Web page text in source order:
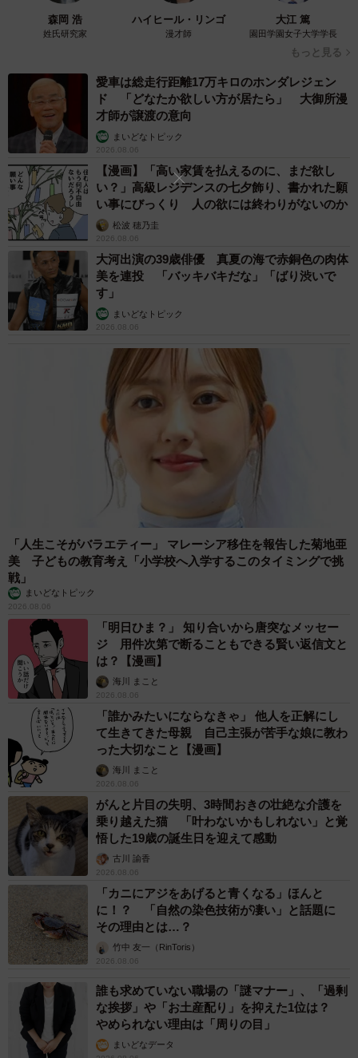
しまうことも多々あります」
実はあくびだったんですよ！驚いた？（いもこさん提供）
どんな怖いものを見たのかと思ったら、あくびをしていた
というまるくん。まさか10万超のいいねがつくほど話題に
なるとは･･･と本人が思っていることでしょうね。
気持ち良さそう（いもこさん提供）
森岡 浩
姓氏研究家
ハイヒール・リンゴ
漫才師
大江 篤
園田学園女子大学学長
もっと見る
愛車は総走行距離17万キロのホンダレジェン
ド 「どなたか欲しい方が居たら」 大御所漫
才師が譲渡の意向
まいどなトピック
2026.08.06
【漫画】「高い家賃を払えるのに、まだ欲し
い？」高級レジデンスの七夕飾り、書かれた願
い事にびっくり 人の欲には終わりがないのか
松波 穂乃圭
2026.08.06
大河出演の39歳俳優 真夏の海で赤銅色の肉体
美を連投 「バッキバキだな」「ばり渋いで
す」
まいどなトピック
2026.08.06
「人生こそがバラエティー」 マレーシア移住を報告した菊地亜
美 子どもの教育考え「小学校へ入学するこのタイミングで挑
戦」
まいどなトピック
2026.08.06
「明日ひま？」 知り合いから唐突なメッセー
ジ 用件次第で断ることもできる賢い返信文と
は？【漫画】
海川 まこと
2026.08.06
「誰かみたいにならなきゃ」 他人を正解にし
て生きてきた母親 自己主張が苦手な娘に教わ
った大切なこと【漫画】
海川 まこと
2026.08.06
がんと片目の失明、3時間おきの壮絶な介護を
乗り越えた猫 「叶わないかもしれない」と覚
悟した19歳の誕生日を迎えて感動
古川 諭香
2026.08.06
「カニにアジをあげると青くなる」ほんと
に！？ 「自然の染色技術が凄い」と話題に
その理由とは…？
竹中 友一（RinToris）
2026.08.06
誰も求めていない職場の「謎マナー」、「過剰
な挨拶」や「お土産配り」を抑えた1位は？
やめられない理由は「周りの目」
まいどなデータ